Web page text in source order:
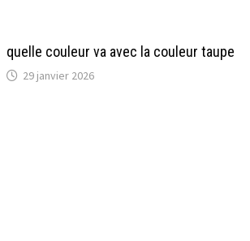
quelle couleur va avec la couleur taupe
29 janvier 2026